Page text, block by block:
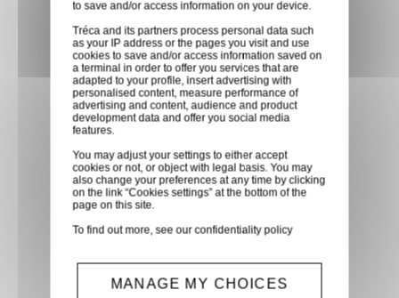
partenaire GLS, partout en
France métropolitaine et en
Europe entre 24h et 48h après
mise à disposition des produits
à notre transporteur.
Paiement sécurisé
Paiement CB, virement,
Paypal, ...
Optez pour la tranquillité
to save and/or access information on your device.
Tréca and its partners process personal data such
as your IP address or the pages you visit and use
cookies to save and/or access information saved on
a terminal in order to offer you services that are
adapted to your profile, insert advertising with
personalised content, measure performance of
advertising and content, audience and product
development data and offer you social media
features.
You may adjust your settings to either accept
cookies or not, or object with legal basis. You may
also change your preferences at any time by clicking
on the link “Cookies settings” at the bottom of the
page on this site.
To find out more, see ourconfidentiality policy
MANAGE MY CHOICES